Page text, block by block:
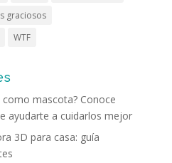
graciosos
WTF
mascota? Conoce
ayudarte a cuidarlos mejor
3D para casa: guía